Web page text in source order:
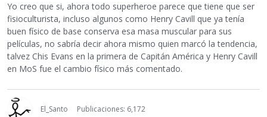
Yo creo que si, ahora todo superheroe parece que tiene que ser
fisioculturista, incluso algunos como Henry Cavill que ya tenía
buen físico de base conserva esa masa muscular para sus
películas, no sabría decir ahora mismo quien marcó la tendencia,
talvez Chis Evans en la primera de Capitán América y Henry Cavill
en MoS fue el cambio físico más comentado.
El_Santo
Publicaciones: 6,172